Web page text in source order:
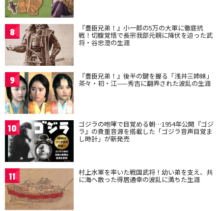
8 『豊臣兄弟！』小一郎の5万の大軍に徹底抗
戦！切腹覚悟で長宗我部元親に降伏を迫った武
将・谷忠澄の生涯
9 『豊臣兄弟！』後半の鍵を握る「浅井三姉妹」
茶々・初・江——秀吉に翻弄された波乱の生涯
10 ゴジラの咆哮で目覚める朝…1954年公開『ゴジ
ラ』の貴重音源を搭載した「ゴジラ音声目覚ま
し時計」が新発売
11 村上水軍を率いた戦国武将！幼い弟を支え、共
に海へ散った得居通幸の波乱に満ちた生涯